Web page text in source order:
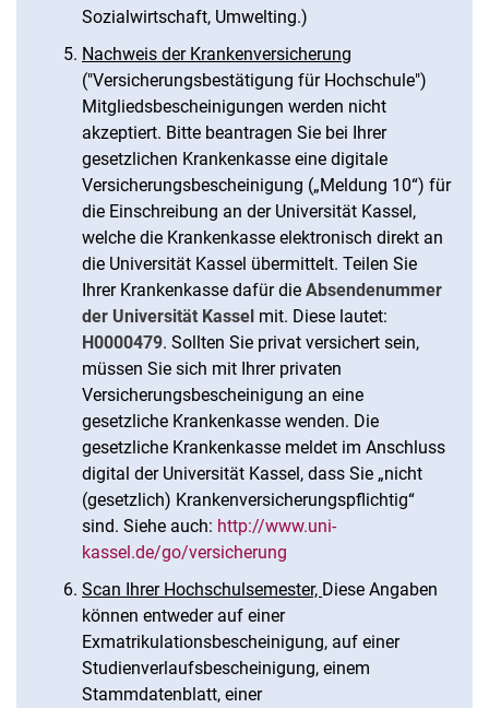
Sozialwirtschaft, Umwelting.)
Nachweis der Krankenversicherung
("Versicherungsbestätigung für Hoch­schule")
Mitgliedsbescheinigungen werden nicht
akzeptiert. Bitte beantragen Sie bei Ihrer
gesetzlichen Krankenkasse eine digitale
Versicherungsbescheinigung („Meldung 10“) für
die Einschreibung an der Universität Kassel,
welche die Krankenkasse elektronisch direkt an
die Universität Kassel übermittelt. Teilen Sie
Ihrer Krankenkasse dafür die Absendenummer
der Universität Kassel mit. Diese lautet:
H0000479. Sollten Sie privat versichert sein,
müssen Sie sich mit Ihrer privaten
Versicherungsbescheinigung an eine
gesetzliche Krankenkasse wenden. Die
gesetzliche Krankenkasse meldet im Anschluss
digital der Universität Kassel, dass Sie „nicht
(gesetzlich) Krankenversicherungspflichtig“
sind. Siehe auch: http://www.uni-
kassel.de/go/versicherung
Scan Ihrer Hochschulsemester, Diese Angaben
können entweder auf einer
Exmatrikulationsbescheinigung, auf einer
Studienverlaufsbescheinigung, einem
Stammdatenblatt, einer